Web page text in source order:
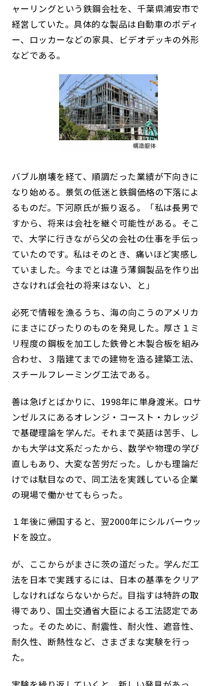
ャーリングという鉄鋼会社を、千葉県浦安市で
経営していた。具体的な製品は自動車のボディ
ー、ロッカーなどの家具、ビデオデッキの外形
などである。
バブル崩壊を経て、順調だった業績が下向きに
なり始める。景気の低迷と鉄鋼価格の下落によ
るものだ。下河原氏が振り返る。「私は長男で
すから、将来は会社を継ぐ可能性がある。そこ
で、大学に行きながら父の会社の仕事を手伝っ
ていたのです。私はそのとき、痛いほど実感し
ていました。今までとは違う薄鋼製品を作り出
さなければ会社の将来はない、と」
必死で情報を漁るうち、海の向こうのアメリカ
にまさにぴったりのものを発見した。厚さ１ミ
リ程度の鋼板を加工した鉄骨と木製合板を組み
合わせ、３階建てまでの建物を造る建築工法、
スチールフレーミング工法である。
善は急げとばかりに、1998年に単身渡米。ロサ
ンゼルスにあるオレンジ・コースト・カレッジ
で基礎理論を学んだ。それまで英語は苦手、し
かも大学は文系だったから、数学や物理の学び
直しもあり、大変な苦労だった。しかも理論だ
けでは駄目なので、同工法を実践している企業
の現場で働かせてもらった。
１年後に帰国すると、翌2000年にシルバーウッ
ドを設立。
が、ここからがまさに茨の道だった。学んだ工
法を日本で実践するには、日本の基準をクリア
しなければならないからだ。目指すは特許の取
得であり、国土交通省大臣による工法認定であ
った。そのために、耐震性、耐火性、遮音性、
耐久性、断熱性など、さまざまな実験を行っ
た。